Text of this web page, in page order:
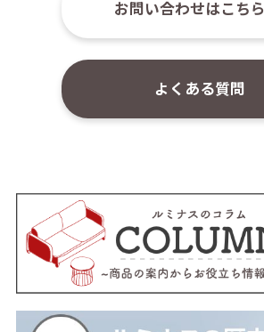
お問い合わせはこちら
よくある質問